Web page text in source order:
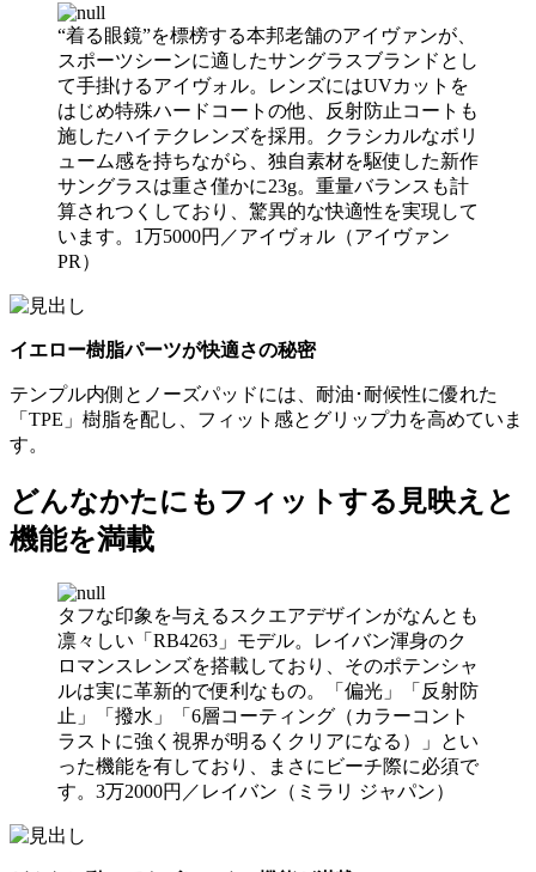
“着る眼鏡”を標榜する本邦老舗のアイヴァンが、
スポーツシーンに適したサングラスブランドとし
て手掛けるアイヴォル。レンズにはUVカットを
はじめ特殊ハードコートの他、反射防止コートも
施したハイテクレンズを採用。クラシカルなボリ
ューム感を持ちながら、独自素材を駆使した新作
サングラスは重さ僅かに23g。重量バランスも計
算されつくしており、驚異的な快適性を実現して
います。1万5000円／アイヴォル（アイヴァン
PR）
イエロー樹脂パーツが快適さの秘密
テンプル内側とノーズパッドには、耐油･耐候性に優れた
「TPE」樹脂を配し、フィット感とグリップ力を高めていま
す。
どんなかたにもフィットする見映えと
機能を満載
タフな印象を与えるスクエアデザインがなんとも
凛々しい「RB4263」モデル。レイバン渾身のク
ロマンスレンズを搭載しており、そのポテンシャ
ルは実に革新的で便利なもの。「偏光」「反射防
止」「撥水」「6層コーティング（カラーコント
ラストに強く視界が明るくクリアになる）」とい
った機能を有しており、まさにビーチ際に必須で
す。3万2000円／レイバン（ミラリ ジャパン）